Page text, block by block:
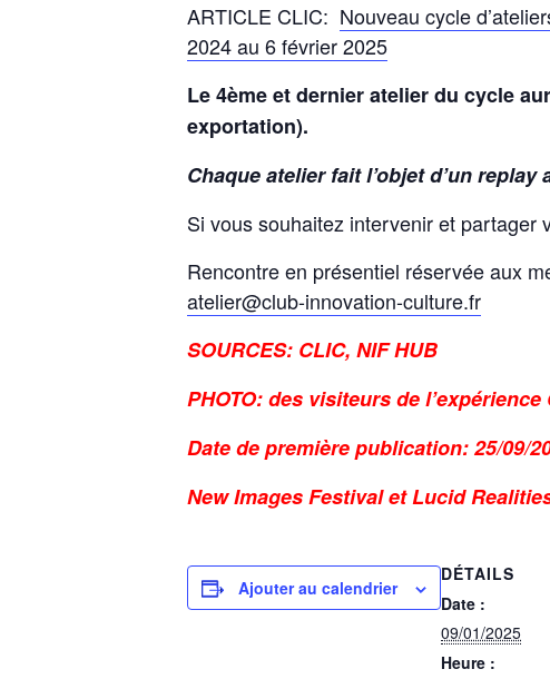
ARTICLE CLIC: Nouveau cycle
2024 au 6 février 2025
Le 4ème et dernier atelier du cycle
exportation).
Chaque atelier fait l’objet d’un
Si vous souhaitez intervenir et partager
Rencontre en présentiel réservée aux
atelier@club-innovation-culture.fr
SOURCES: CLIC, NIF HUB
PHOTO: des visiteurs de
Date de première publication: 25/09/
New Images Festival et Lucid
Ajouter au calendrier
DÉTAILS
Date :
09/01/2025
Heure :